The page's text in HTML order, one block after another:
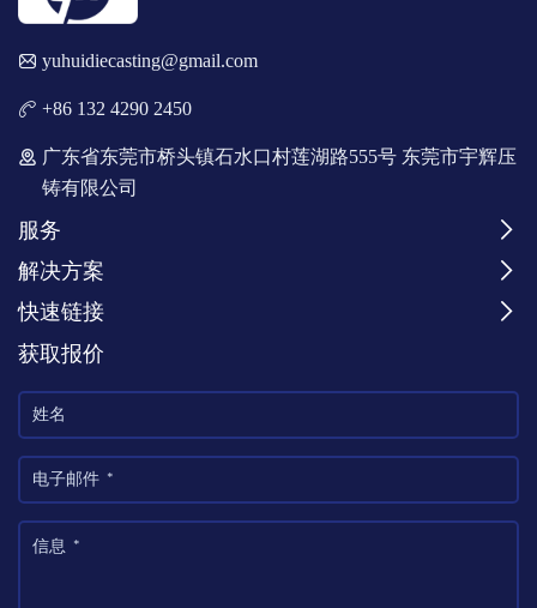
yuhuidiecasting@gmail.com
+86 132 4290 2450
广东省东莞市桥头镇石水口村莲湖路555号 东莞市宇辉压
铸有限公司
服务
解决方案
快速链接
获取报价